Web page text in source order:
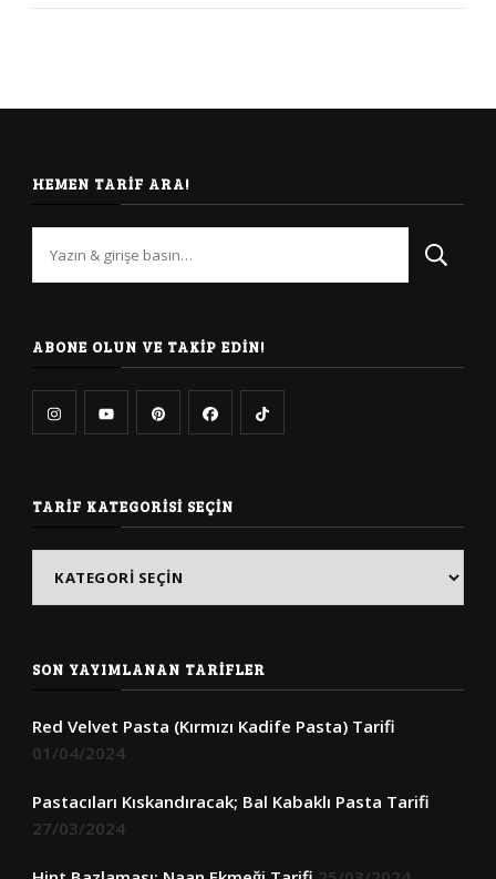
HEMEN TARIF ARA!
arıyorsunuz?
ABONE OLUN VE TAKIP EDIN!
TARIF KATEGORISI SEÇIN
SON YAYIMLANAN TARIFLER
Red Velvet Pasta (Kırmızı Kadife Pasta) Tarifi
01/04/2024
Pastacıları Kıskandıracak; Bal Kabaklı Pasta Tarifi
27/03/2024